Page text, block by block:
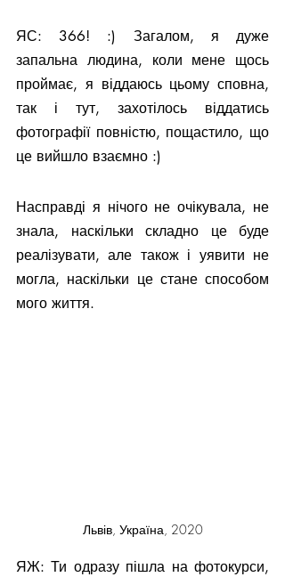
ЯС: 366! :) Загалом, я дуже
запальна людина, коли мене щось
проймає, я віддаюсь цьому сповна,
так і тут, захотілось віддатись
фотографії повністю, пощастило, що
це вийшло взаємно :)
Насправді я нічого не очікувала, не
знала, наскільки складно це буде
реалізувати, але також і уявити не
могла, наскільки це стане способом
мого життя.
Львів, Україна, 2020
ЯЖ: Ти одразу пішла на фотокурси,